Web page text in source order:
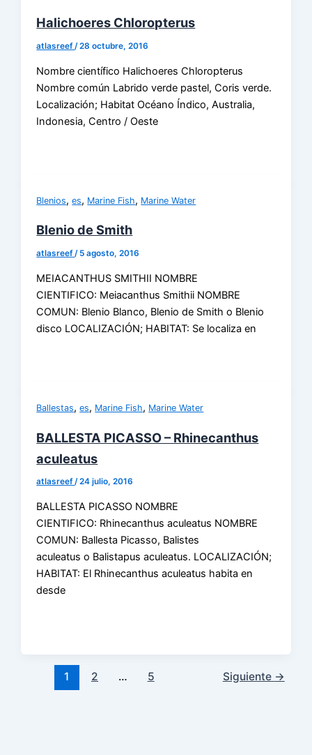
Halichoeres Chloropterus
atlasreef/28 octubre, 2016
Nombre científico Halichoeres Chloropterus
Nombre común Labrido verde pastel, Coris verde.
Localización; Habitat Océano Índico, Australia,
Indonesia, Centro / Oeste
Blenios,es, Marine Fish, Marine Water
Blenio de Smith
atlasreef/ 5 agosto, 2016
MEIACANTHUS SMITHII NOMBRE
CIENTIFICO: Meiacanthus Smithii NOMBRE
COMUN: Blenio Blanco, Blenio de Smith o Blenio
disco LOCALIZACIÓN; HABITAT: Se localiza en
Ballestas,es, Marine Fish, Marine Water
BALLESTA PICASSO – Rhinecanthus
aculeatus
atlasreef/24 julio, 2016
BALLESTA PICASSO NOMBRE
CIENTIFICO: Rhinecanthus aculeatus NOMBRE
COMUN: Ballesta Picasso, Balistes
aculeatus o Balistapus aculeatus. LOCALIZACIÓN;
HABITAT: El Rhinecanthus aculeatus habita en
desde
1 2 … 5 Siguiente →